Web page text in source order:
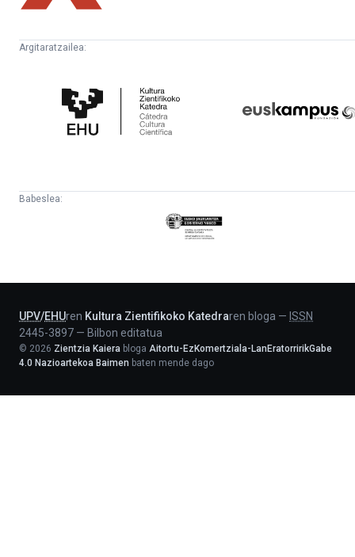
Argitaratzailea:
Zientifikoko
Katedra
Babeslea:
Eusko
Jaurlaritza
UPV/EHUren Kultura Zientifikoko Katedraren bloga — ISSN
2445-3897 — Bilbon editatua
© 2026 Zientzia Kaiera bloga Aitortu-EzKomertziala-LanEratorririkGabe
4.0 Nazioartekoa Baimen baten mende dago